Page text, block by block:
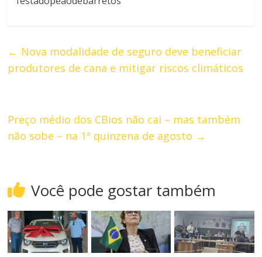
← Nova modalidade de seguro deve beneficiar
produtores de cana e mitigar riscos climáticos
Preço médio dos CBios não cai – mas também
não sobe – na 1ª quinzena de agosto →
Você pode gostar também